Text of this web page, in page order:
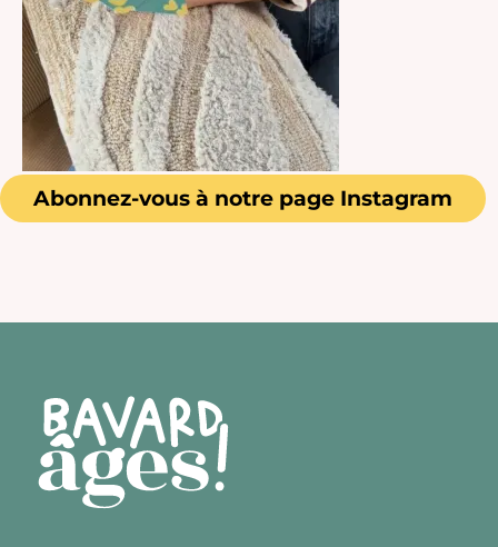
Abonnez-vous à notre page Instagram